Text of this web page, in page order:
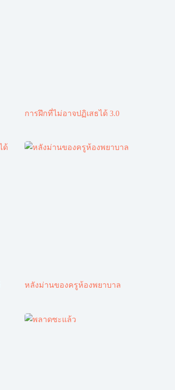
การฝึกที่ไม่อาจปฏิเสธได้ 3.0
หลังม่านของครูห้องพยาบาล